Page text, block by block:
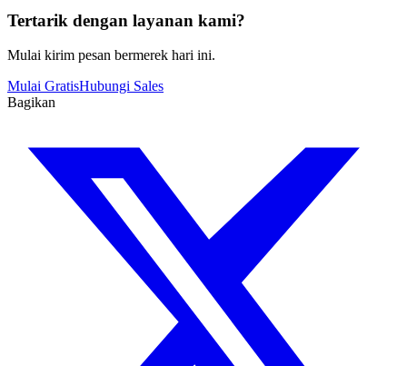
Tertarik dengan layanan kami?
Mulai kirim pesan bermerek hari ini.
Mulai GratisHubungi Sales
Bagikan